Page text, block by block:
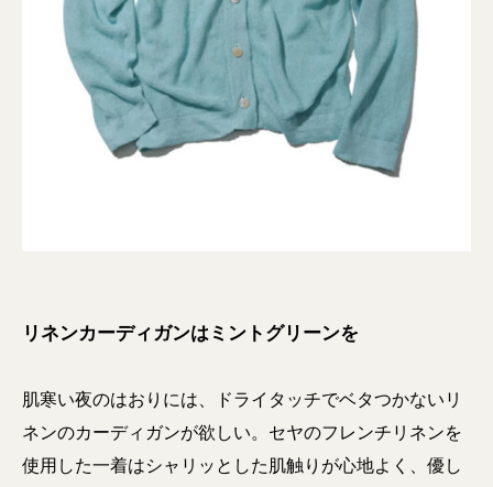
リネンカーディガンはミントグリーンを
肌寒い夜のはおりには、ドライタッチでベタつかないリ
ネンのカーディガンが欲しい。セヤのフレンチリネンを
使用した一着はシャリッとした肌触りが心地よく、優し